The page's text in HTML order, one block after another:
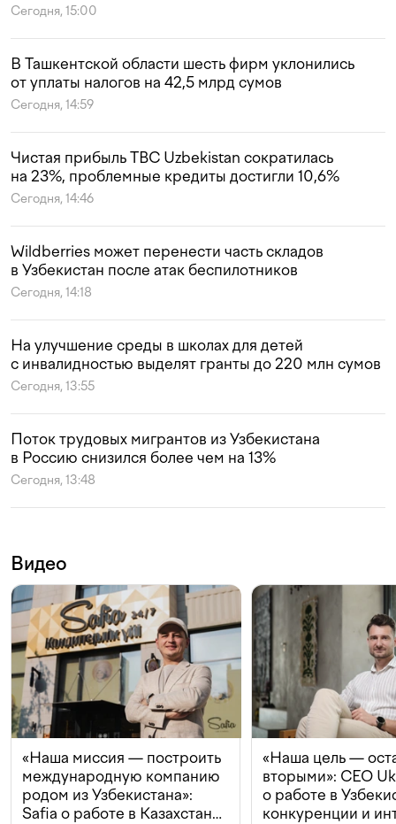
Сегодня, 15:00
В Ташкентской области шесть фирм уклонились
от уплаты налогов на 42,5 млрд сумов
Сегодня, 14:59
Чистая прибыль TBC Uzbekistan сократилась
на 23%, проблемные кредиты достигли 10,6%
Сегодня, 14:46
Wildberries может перенести часть складов
в Узбекистан после атак беспилотников
Сегодня, 14:18
На улучшение среды в школах для детей
с инвалидностью выделят гранты до 220 млн сумов
Сегодня, 13:55
Поток трудовых мигрантов из Узбекистана
в Россию снизился более чем на 13%
Сегодня, 13:48
Видео
«Наша миссия — построить
международную компанию
родом из Узбекистана»:
Safia о работе в Казахстане,
«Наша цель —
вторыми»: CEO
о работе в
конкуренции и